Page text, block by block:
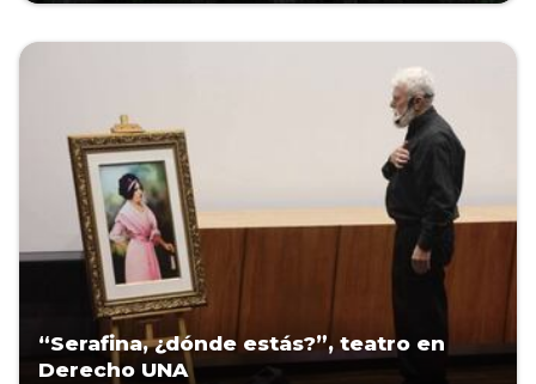
“Serafina, ¿dónde estás?”, teatro en
Derecho UNA